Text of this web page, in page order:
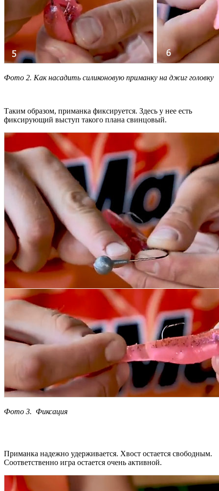
Фото 2. Как насадить силиконовую приманку на джиг головку
Таким образом, приманка фиксируется. Здесь у нее есть
фиксирующий выступ такого плана свинцовый.
Фото 3. Фиксация
Приманка надежно удерживается. Хвост остается свободным.
Соответственно игра остается очень активной.